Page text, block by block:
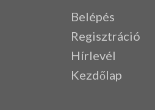
Belépés
Regisztráció
Hírlevél
Kezdőlap